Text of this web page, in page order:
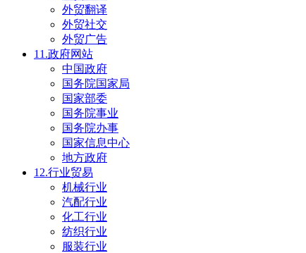
外贸翻译
外贸社交
外贸广告
11.政府网站
中国政府
国务院国家局
国家部委
国务院事业
国务院办事
国家信息中心
地方政府
12.行业贸易
机械行业
汽配行业
化工行业
纺织行业
服装行业